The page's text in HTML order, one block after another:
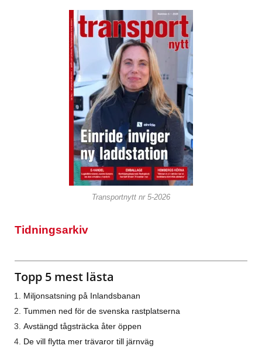
Transportnytt nr 5-2026
Tidningsarkiv
Topp 5 mest lästa
Miljonsatsning på Inlandsbanan
Tummen ned för de svenska rastplatserna
Avstängd tågsträcka åter öppen
De vill flytta mer trävaror till järnväg